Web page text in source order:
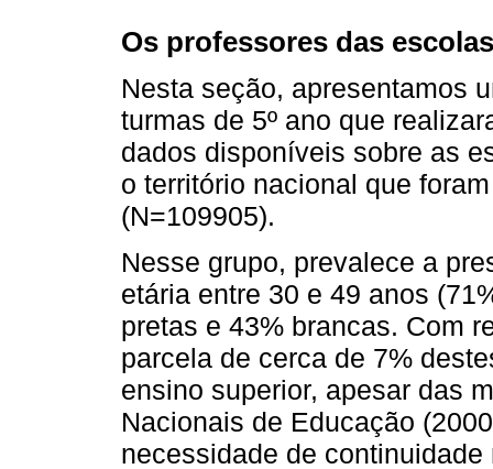
Os professores das
Nesta seção, apresentamos
turmas de 5º ano que
dados disponíveis sobre as
o território nacional que
(N=109905).
Nesse grupo, prevalece a
etária entre 30 e 49 anos
pretas e 43% brancas. Com
parcela de cerca de 7%
ensino superior, apesar das
Nacionais de Educação
necessidade de